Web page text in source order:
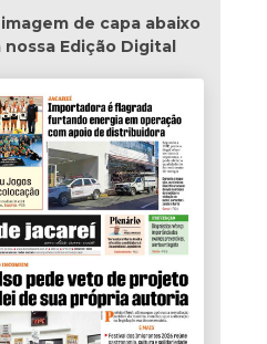
de capa abaixo
nossa Edição Digital